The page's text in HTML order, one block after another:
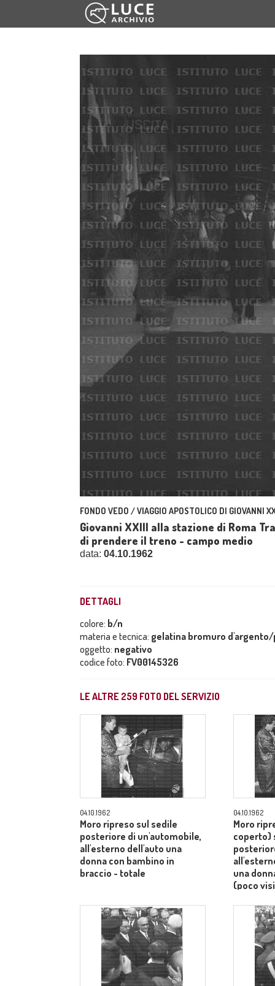
FONDO VEDO / VIAGGIO APOSTOLICO DI GIOVANNI
Giovanni XXIII alla stazione di Roma
di prendere il treno - campo medio
data: 04.10.1962
DETTAGLI
colore: b/n
materia e tecnica: gelatina bromuro
oggetto: negativo
codice foto: FV00145326
LE ALTRE 259 FOTO DEL SERVIZIO
04.10.1962
Moro ripreso sul sedile
posteriore di un'automobile,
all'esterno dell'auto una
donna con bambino in
braccio - totale
04.10.1962
Moro
coperto)
una
(poco